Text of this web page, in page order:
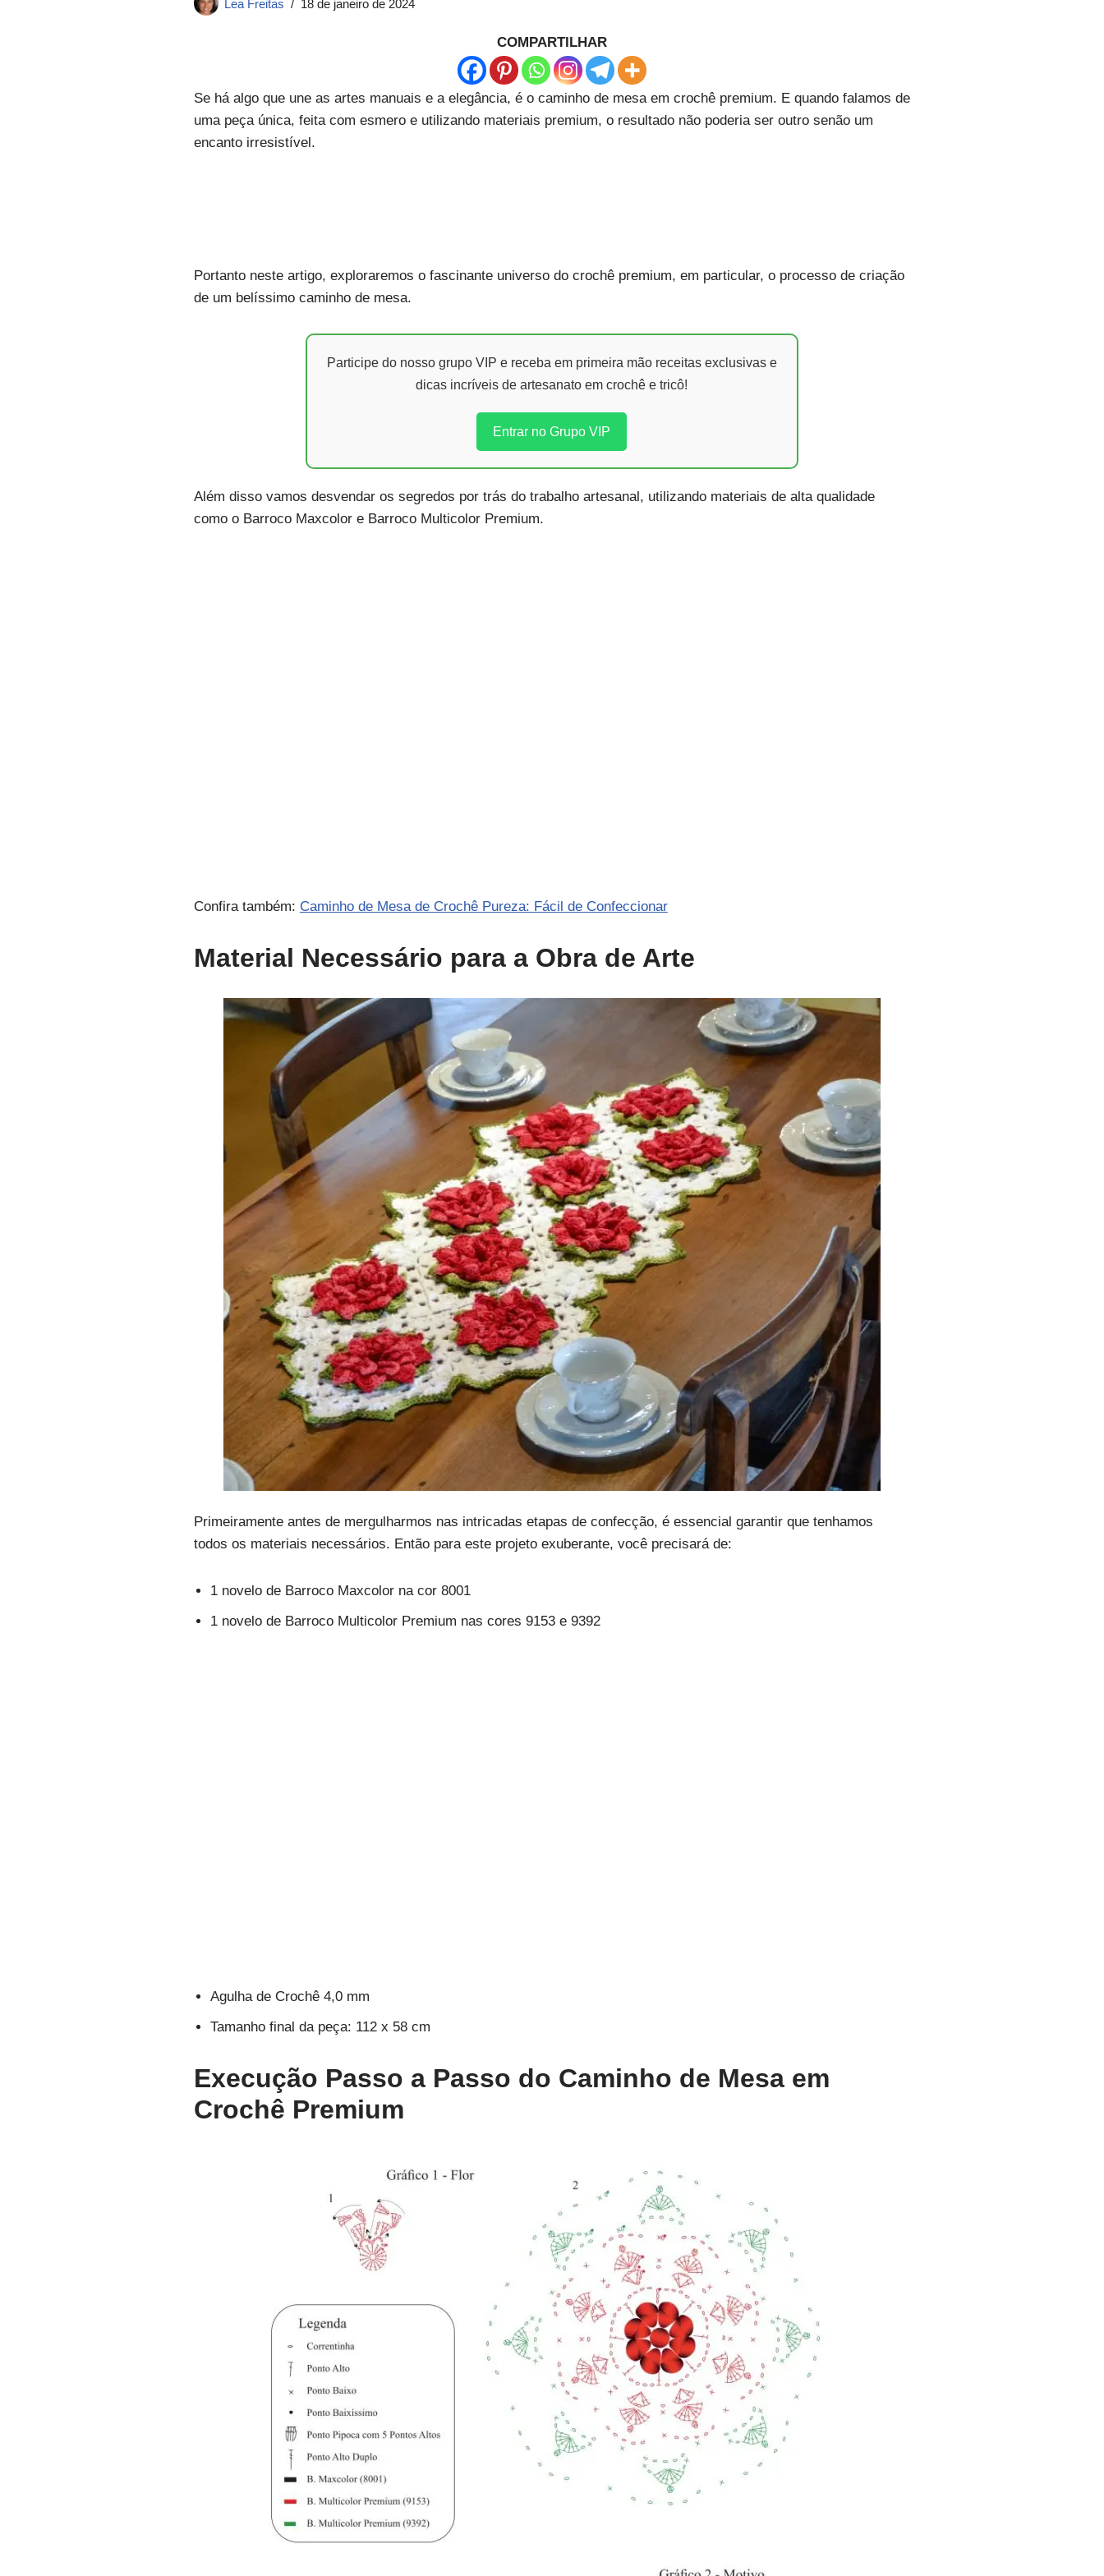
Lea Freitas 18 de janeiro de 2024
COMPARTILHAR
Se há algo que une as artes manuais e a elegância, é o caminho de mesa em crochê premium. E quando falamos de
uma peça única, feita com esmero e utilizando materiais premium, o resultado não poderia ser outro senão um
encanto irresistível.
Portanto neste artigo, exploraremos o fascinante universo do crochê premium, em particular, o processo de criação
de um belíssimo caminho de mesa.
Participe do nosso grupo VIP e receba em primeira mão receitas exclusivas e
dicas incríveis de artesanato em crochê e tricô!
Entrar no Grupo VIP
Além disso vamos desvendar os segredos por trás do trabalho artesanal, utilizando materiais de alta qualidade
como o Barroco Maxcolor e Barroco Multicolor Premium.
Confira também: Caminho de Mesa de Crochê Pureza: Fácil de Confeccionar
Material Necessário para a Obra de Arte
Primeiramente antes de mergulharmos nas intricadas etapas de confecção, é essencial garantir que tenhamos
todos os materiais necessários. Então para este projeto exuberante, você precisará de:
1 novelo de Barroco Maxcolor na cor 8001
1 novelo de Barroco Multicolor Premium nas cores 9153 e 9392
Agulha de Crochê 4,0 mm
Tamanho final da peça: 112 x 58 cm
Execução Passo a Passo do Caminho de Mesa em
Crochê Premium